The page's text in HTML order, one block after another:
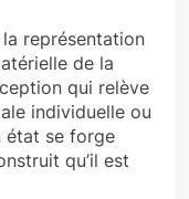
représentation
de la
qui relève
individuelle ou
état se forge
qu’il est